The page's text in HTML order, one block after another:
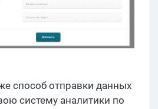
способ отправки данных
систему аналитики по